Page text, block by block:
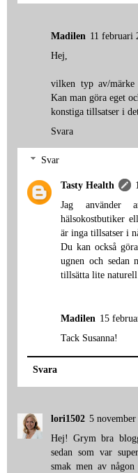
Madilen 11 februari
Hej,
vilken typ av/märke
Kan man göra eget
konstiga tillsatser i
Svara
Svar
Tasty Health
Jag använder
hälsokostbutiker
är inga tillsatser i
Du kan också
ugnen och sedan
tillsätta lite
Madilen 15
Tack Susanna!
Svara
lori1502 5
Hej! Grym bra
sedan som var
smak men av